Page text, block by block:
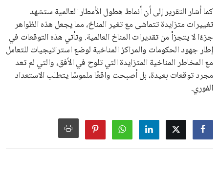
كما أشار التقرير إلى أن أنماط هطول الأمطار العالمية ستشهد
تغييرات متزايدة تتماشى مع تغير المناخ، مما يجعل هذه الظواهر
جزءًا لا يتجزأ من تقديرات المناخ العالمية. وتأتي هذه التوقعات في
إطار جهود الحكومات والمراكز المناخية لوضع استراتيجيات للتعامل
مع المخاطر المناخية المتزايدة التي تلوح في الأفق، والتي لم تعد
مجرد توقعات بعيدة، بل أصبحت واقعًا ملموسًا يتطلب الاستعداد
الفوري.